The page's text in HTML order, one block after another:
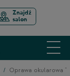
Znajdź
salon
Oprawa okularowa